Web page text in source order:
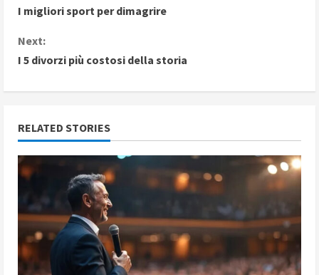
n
t
n
u
e
R
e
I migliori sport per dimagrire
Next:
I 5 divorzi più costosi della storia
RELATED STORIES